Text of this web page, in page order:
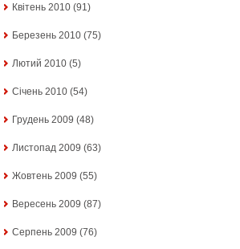
Квітень 2010 (91)
Березень 2010 (75)
Лютий 2010 (5)
Січень 2010 (54)
Грудень 2009 (48)
Листопад 2009 (63)
Жовтень 2009 (55)
Вересень 2009 (87)
Серпень 2009 (76)